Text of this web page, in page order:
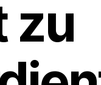
zu